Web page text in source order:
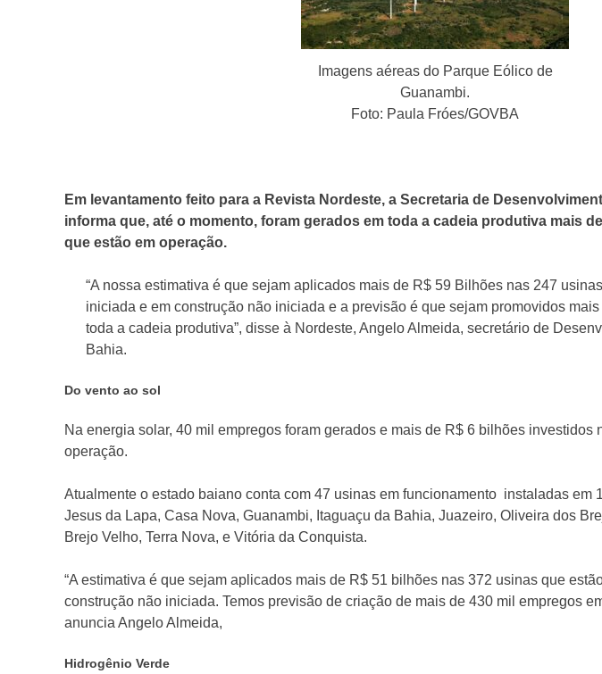
Imagens aéreas do Parque Eólico de
Guanambi.
Foto: Paula Fróes/GOVBA
Em levantamento feito para a Revista Nordeste, a Secretaria de
informa que, até o momento, foram gerados em toda a cadeia produtiva mais
que estão em operação.
“A nossa estimativa é que sejam aplicados mais de R$ 59 Bilhões nas 247
iniciada e em construção não iniciada e a previsão é que sejam promovidos
toda a cadeia produtiva”, disse à Nordeste, Angelo Almeida, secretário de
Bahia.
Do vento ao sol
Na energia solar, 40 mil empregos foram gerados e mais de R$ 6 bilhões investidos
operação.
Atualmente o estado baiano conta com 47 usinas em funcionamento instaladas em
Jesus da Lapa, Casa Nova, Guanambi, Itaguaçu da Bahia, Juazeiro, Oliveira dos
Brejo Velho, Terra Nova, e Vitória da Conquista.
“A estimativa é que sejam aplicados mais de R$ 51 bilhões nas 372 usinas que
construção não iniciada. Temos previsão de criação de mais de 430 mil empregos
anuncia Angelo Almeida,
Hidrogênio Verde